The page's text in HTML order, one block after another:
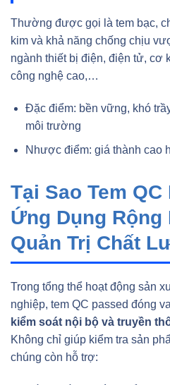
Thường được gọi là tem bạc,
kim và khả năng chống chịu
ngành thiết bị điện, điện tử, cơ
công nghệ cao,…
Đặc điểm: bền vững, khó
môi trường
Nhược điểm: giá thành cao
Tại Sao Tem
Ứng Dụng Rộng
Quản Trị Chất
Trong tổng thể hoạt động sản
nghiệp, tem QC passed đóng
kiểm soát nội bộ và truyền
Không chỉ giúp kiểm tra sản
chúng còn hỗ trợ: